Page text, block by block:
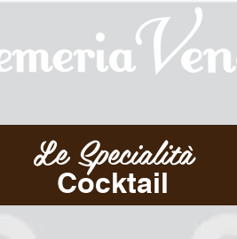
Le Specialità
Cocktail